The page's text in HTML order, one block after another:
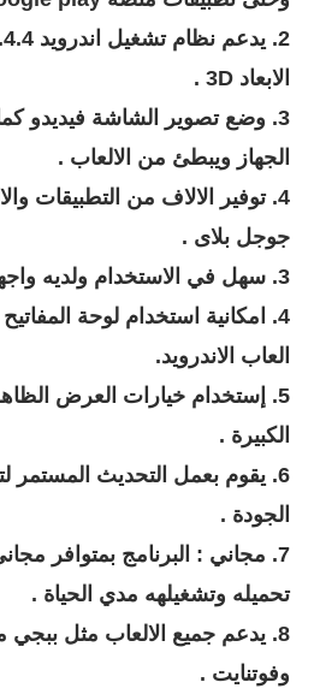
الابعاد 3D .
3. وضع تصوير الشاشة فيديدو كما
الجهاز ويبطئ من الالعاب .
4. توفير الالاف من التطبيقات
جوجل بلاى .
3. سهل في الاستخدام ولديه واجهة الهاتف بضبط .
4. امكانية استخدام لوحة
العاب الاندرويد.
5.
إستخدام خيارات العرض
الكبيرة .
6. يقوم بعمل التحديث المستمر
الجودة .
7. مجاني : البرنامج بمتوافر
تحميله وتشغيلهه مدي الحياة .
8. يدعم جميع الالعاب مثل ببجي
وفوتنايت .